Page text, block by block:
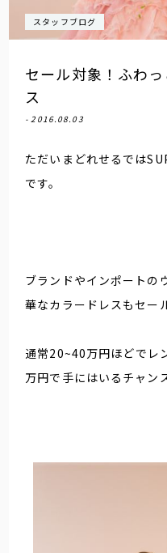
スタッフブログ
セール対象！ふわ
ス
- 2016.08.03
ただいまどれせるでは
です。
ブランドやインポートの
華なカラードレスもセー
通常20~40万円ほどでレ
万円で手にはいるチャン